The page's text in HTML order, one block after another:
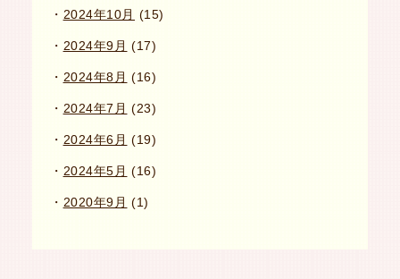
2024年10月 (15)
2024年9月 (17)
2024年8月 (16)
2024年7月 (23)
2024年6月 (19)
2024年5月 (16)
2020年9月 (1)